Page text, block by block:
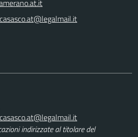
indirizzate al titolare del